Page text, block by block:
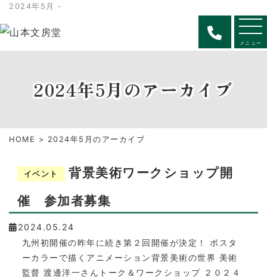
2024年5月 -
メニュー
2024年5月のアーカイブ
HOME > 2024年5月のアーカイブ
イベント
背景美術ワークショップ開
催 参加者募集
2024.05.24
九州初開催の昨年に続き第２回開催が決定！ ポスタ
ーカラーで描くアニメーション背景美術の世界 美術
監督 渡邊洋一さんトーク＆ワークショップ ２０２４